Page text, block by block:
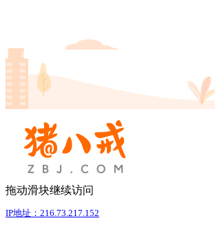
拖动滑块继续访问
IP地址：216.73.217.152